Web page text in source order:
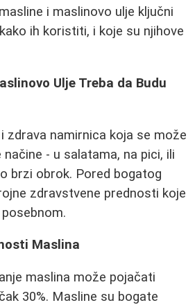
i maslinovo ulje ključni
ih koristiti, i koje su njihove
Ulje Treba da Budu
zdrava namirnica koja se može
- u salatama, na pici, ili
brzi obrok. Pored bogatog
zdravstvene prednosti koje
Maslina
maslina može pojačati
30%. Masline su bogate